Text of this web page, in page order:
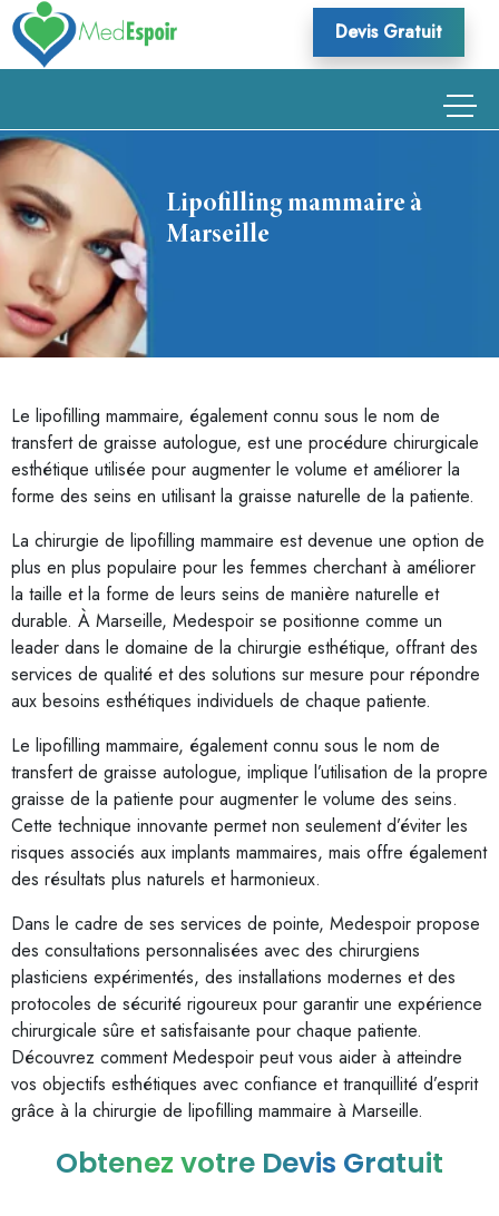
Skip
to
content
Devis Gratuit
Lipofilling mammaire à
Marseille
Le lipofilling mammaire, également connu sous le nom de
transfert de graisse autologue, est une procédure chirurgicale
esthétique utilisée pour augmenter le volume et améliorer la
forme des seins en utilisant la graisse naturelle de la patiente.
La chirurgie de lipofilling mammaire est devenue une option de
plus en plus populaire pour les femmes cherchant à améliorer
la taille et la forme de leurs seins de manière naturelle et
durable. À Marseille, Medespoir se positionne comme un
leader dans le domaine de la chirurgie esthétique, offrant des
services de qualité et des solutions sur mesure pour répondre
aux besoins esthétiques individuels de chaque patiente.
Le lipofilling mammaire, également connu sous le nom de
transfert de graisse autologue, implique l’utilisation de la propre
graisse de la patiente pour augmenter le volume des seins.
Cette technique innovante permet non seulement d’éviter les
risques associés aux implants mammaires, mais offre également
des résultats plus naturels et harmonieux.
Dans le cadre de ses services de pointe, Medespoir propose
des consultations personnalisées avec des chirurgiens
plasticiens expérimentés, des installations modernes et des
protocoles de sécurité rigoureux pour garantir une expérience
chirurgicale sûre et satisfaisante pour chaque patiente.
Découvrez comment Medespoir peut vous aider à atteindre
vos objectifs esthétiques avec confiance et tranquillité d’esprit
grâce à la chirurgie de lipofilling mammaire à Marseille.
Obtenez votre Devis Gratuit